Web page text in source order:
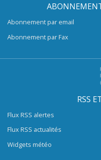
Abonnement par email
Abonnement par Fax
RSS
Flux RSS alertes
Flux RSS actualités
Widgets météo